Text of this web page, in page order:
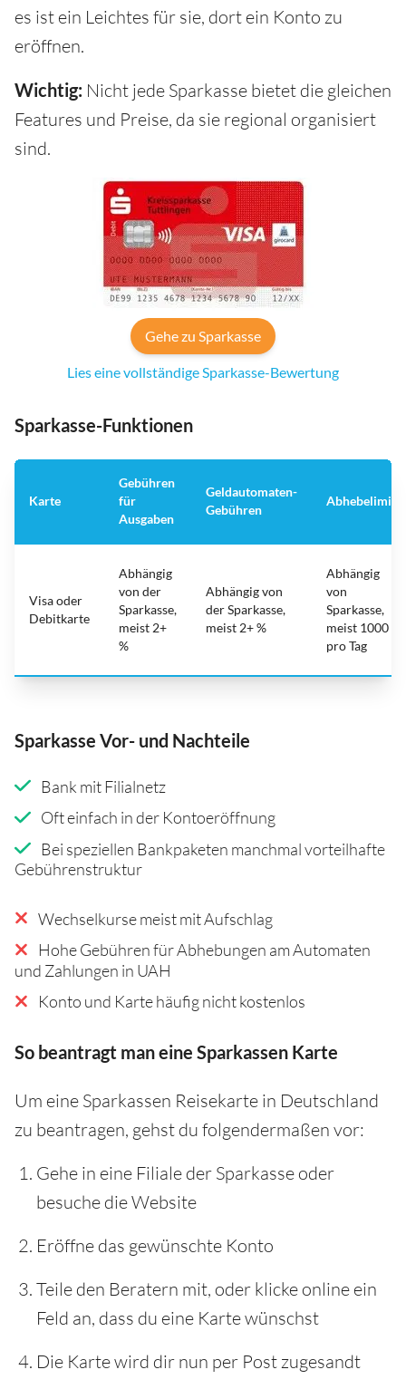
es ist ein Leichtes für sie, dort ein Konto zu
eröffnen.
Wichtig: Nicht jede Sparkasse bietet die gleichen
Features und Preise, da sie regional organisiert
sind.
Gehe zu Sparkasse
Lies eine vollständige Sparkasse-Bewertung
Sparkasse-Funktionen
Karte
Gebühren
für
Ausgaben
Geldautomaten-
Gebühren
Abhebelimit
Visa oder
Debitkarte
Abhängig
von der
Sparkasse,
meist 2+
%
Abhängig von
der Sparkasse,
meist 2+ %
Abhängig
von
Sparkasse,
meist 1000
pro Tag
Sparkasse Vor- und Nachteile
Bank mit Filialnetz
Oft einfach in der Kontoeröffnung
Bei speziellen Bankpaketen manchmal vorteilhafte
Gebührenstruktur
Wechselkurse meist mit Aufschlag
Hohe Gebühren für Abhebungen am Automaten
und Zahlungen in UAH
Konto und Karte häufig nicht kostenlos
So beantragt man eine Sparkassen Karte
Um eine Sparkassen Reisekarte in Deutschland
zu beantragen, gehst du folgendermaßen vor:
Gehe in eine Filiale der Sparkasse oder
besuche die Website
Eröffne das gewünschte Konto
Teile den Beratern mit, oder klicke online ein
Feld an, dass du eine Karte wünschst
Die Karte wird dir nun per Post zugesandt